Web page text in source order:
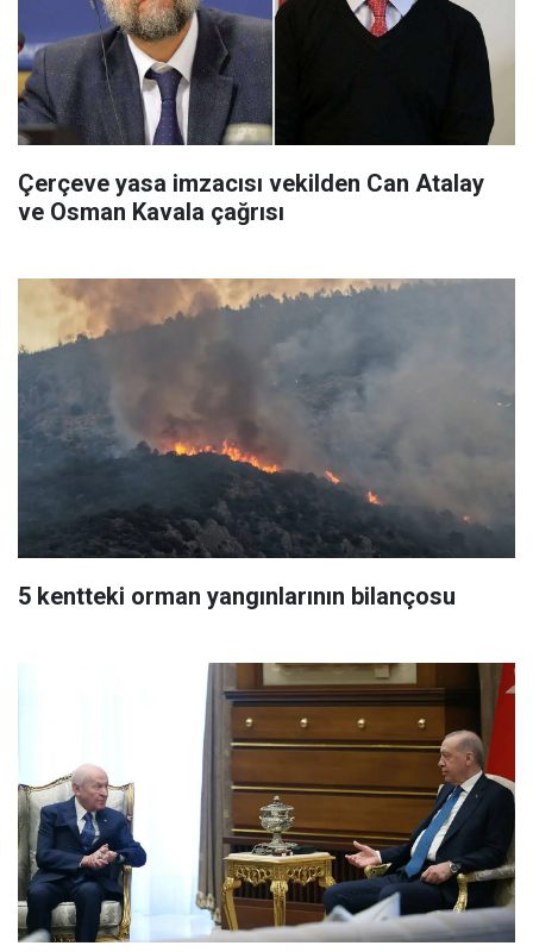
Çerçeve yasa imzacısı vekilden Can Atalay
ve Osman Kavala çağrısı
5 kentteki orman yangınlarının bilançosu